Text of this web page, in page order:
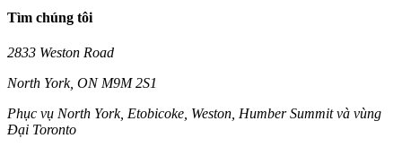
Tìm chúng tôi
2833 Weston Road
North York, ON M9M 2S1
Phục vụ North York, Etobicoke, Weston, Humber Summit và vùng
Đại Toronto